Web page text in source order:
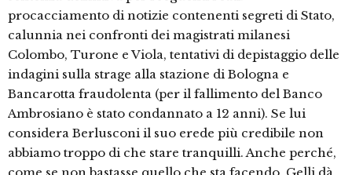
procacciamento di notizie contenenti segreti di Stato,
calunnia nei confronti dei magistrati milanesi
Colombo, Turone e Viola, tentativi di depistaggio delle
indagini sulla strage alla stazione di Bologna e
Bancarotta fraudolenta (per il fallimento del Banco
Ambrosiano è stato condannato a 12 anni). Se lui
considera Berlusconi il suo erede più credibile non
abbiamo troppo di che stare tranquilli. Anche perché,